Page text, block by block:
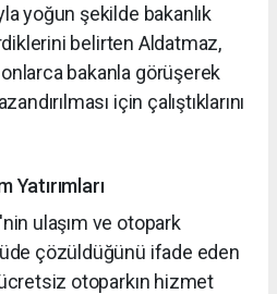
yoğun şekilde bakanlık
belirten Aldatmaz,
bakanla görüşerek
için çalıştıklarını
Yatırımları
ulaşım ve otopark
çözüldüğünü ifade eden
otoparkın hizmet